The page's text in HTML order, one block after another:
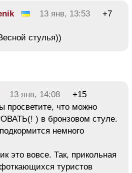
13 янв, 13:53 +7
стулья))
13 янв, 14:08
+15
просветите, что можно
) в бронзовом стуле.
немного
это вовсе. Так, прикольная
туристов